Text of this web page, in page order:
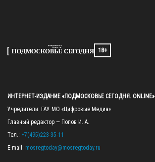
18+
ИНТЕРНЕТ-ИЗДАНИЕ «ПОДМОСКОВЬЕ СЕГОДНЯ. ONLINE»
Учредители: ГАУ МО «Цифровые Медиа»
Главный редактор — Попов И. А.
Тел.: +7(495)223-35-11
E-mail: mosregtoday@mosregtoday.ru